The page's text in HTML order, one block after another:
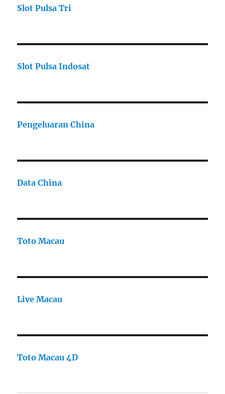
Slot Pulsa Tri
Slot Pulsa Indosat
Pengeluaran China
Data China
Toto Macau
Live Macau
Toto Macau 4D